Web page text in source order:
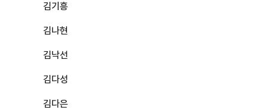
김기흥
김나현
김낙선
김다성
김다은